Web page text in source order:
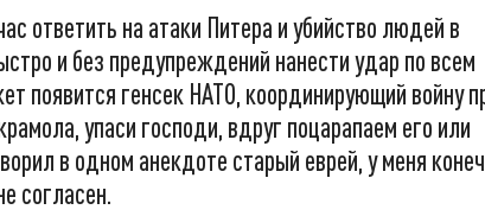
ответить на атаки Питера и убийство людей в
и без предупреждений нанести удар по всем
появится генсек НАТО, координирующий войну
упаси господи, вдруг поцарапаем его или
в одном анекдоте старый еврей, у меня
согласен.